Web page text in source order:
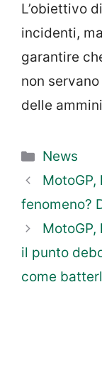
L’obiettivo
incidenti,
garantire
non
delle
Categorie
News
fenomeno?
MotoGP,
il punto
come